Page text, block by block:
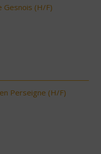
Gesnois (H/F)
Perseigne (H/F)